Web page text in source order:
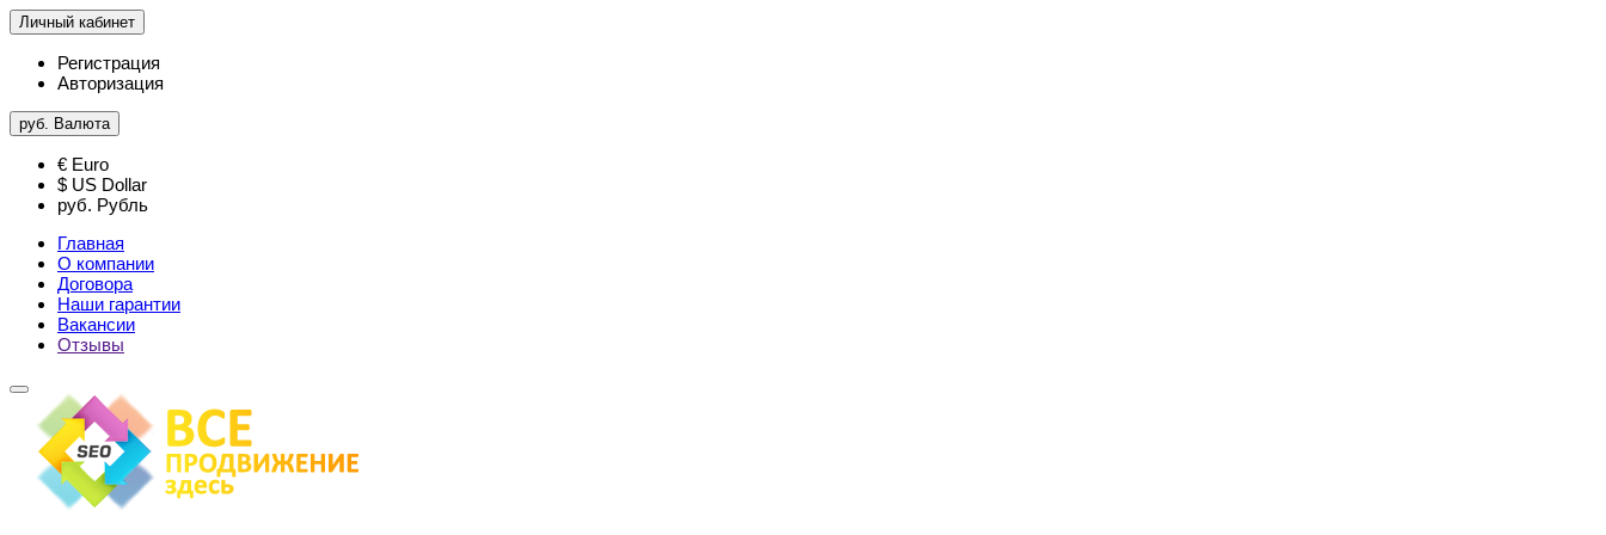
Личный кабинет
Регистрация
Авторизация
руб. Валюта
€ Euro
$ US Dollar
руб. Рубль
Главная
О компании
Договора
Наши гарантии
Вакансии
Отзывы